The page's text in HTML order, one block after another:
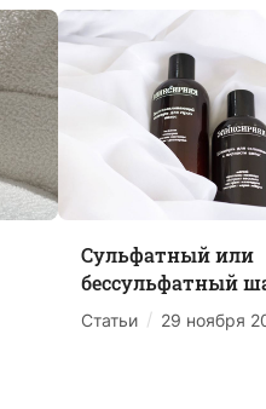
Сульфатный или
бессульфатный
Статьи / 29 ноября